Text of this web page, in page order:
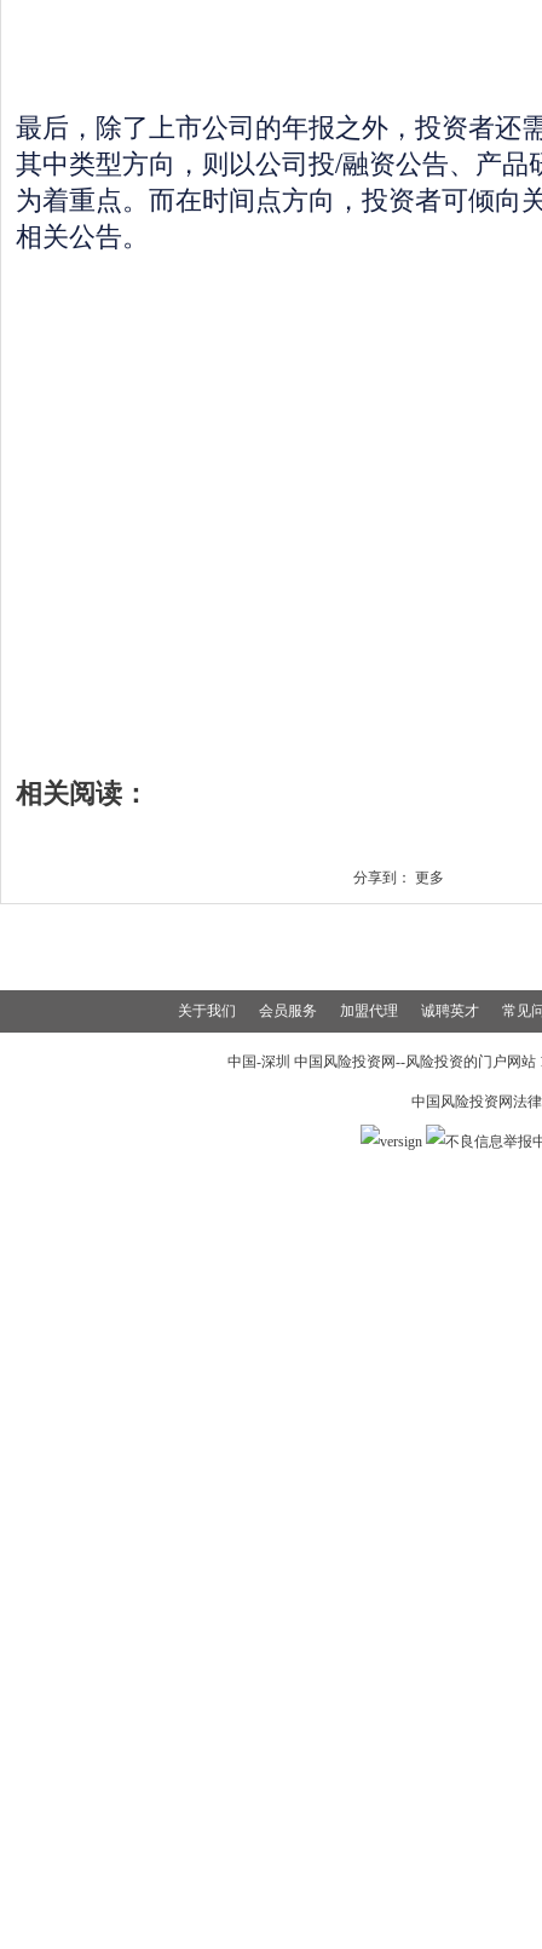
最后，除了上市公司的年报之外，投资者还
其中类型方向，则以公司投/融资公告、产品
为着重点。而在时间点方向，投资者可倾向
相关公告。
相关阅读：
分享到： 更多
关于我们 会员服务 加盟代理 诚聘英才 常见
中国-深圳 中国风险投资网--风险投资的门户网
中国风险投资网法